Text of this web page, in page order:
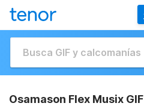
Osamason Flex Musix GIF